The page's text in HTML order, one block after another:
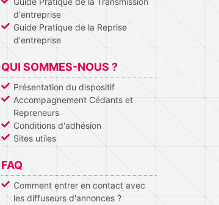
d'entreprise
Guide Pratique de la Reprise
d'entreprise
QUI SOMMES-NOUS ?
Présentation du dispositif
Accompagnement Cédants et
Repreneurs
Conditions d'adhésion
Sites utiles
FAQ
Comment entrer en contact avec
les diffuseurs d'annonces ?